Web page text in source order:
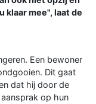
klaar mee", laat de
Een bewoner
Dit gaat
dat hij door de
op hun